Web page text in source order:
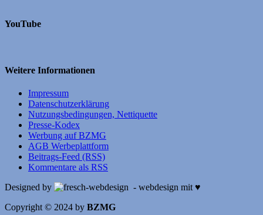
YouTube
Weitere Informationen
Impressum
Datenschutzerklärung
Nutzungsbedingungen, Nettiquette
Presse-Kodex
Werbung auf BZMG
AGB Werbeplattform
Beitrags-Feed (RSS)
Kommentare als RSS
Designed by
- webdesign mit ♥
Copyright © 2024 by BZMG